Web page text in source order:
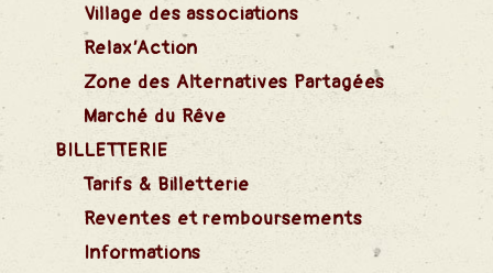
Village des associations
Relax’Action
Zone des Alternatives Partagées
Marché du Rêve
BILLETTERIE
Tarifs & Billetterie
Reventes et remboursements
Informations